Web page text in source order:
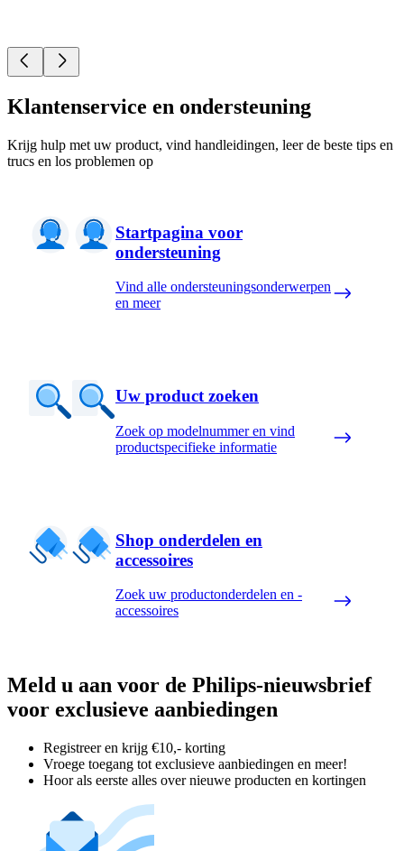
Klantenservice en ondersteuning
Krijg hulp met uw product, vind handleidingen, leer de beste tips en
trucs en los problemen op
Startpagina voor
ondersteuning
Vind alle ondersteuningsonderwerpen
en meer
Uw product zoeken
Zoek op modelnummer en vind
productspecifieke informatie
Shop onderdelen en
accessoires
Zoek uw productonderdelen en -
accessoires
Meld u aan voor de Philips-nieuwsbrief
voor exclusieve aanbiedingen
Registreer en krijg €10,- korting
Vroege toegang tot exclusieve aanbiedingen en meer!
Hoor als eerste alles over nieuwe producten en kortingen